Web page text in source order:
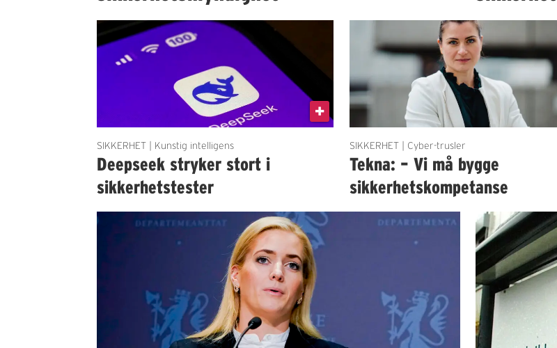
SIKKERHET | Kunstig intelligens
Deepseek stryker stort i
sikkerhetstester
SIKKERHET | Cyber-trusler
Tekna: – Vi må bygge
sikkerhetskompetanse